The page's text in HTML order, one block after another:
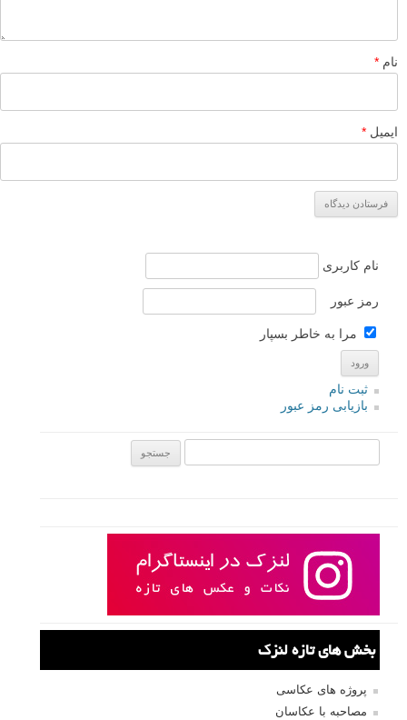
نام *
ایمیل *
نام کاربری
رمز عبور
مرا به خاطر بسپار
ثبت نام
بازیابی رمز عبور
بخش های تازه لنزک
پروژه های عکاسی
مصاحبه با عکاسان